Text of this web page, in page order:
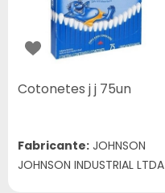
Cotonetes j j 75un
Fabricante: JOHNSON
JOHNSON INDUSTRIAL LTDA